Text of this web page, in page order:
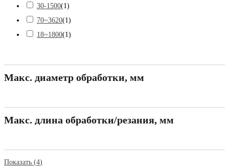
30-1500(1)
70~3620(1)
18~1800(1)
Макс. диаметр обработки, мм
Макс. длина обработки/резания, мм
Показать (4)